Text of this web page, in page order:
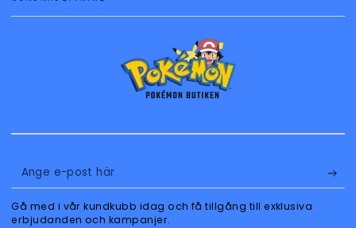
Ange
e-
post
Gå med i vår kundkubb idag och få tillgång till exklusiva
erbjudanden och kampanjer.